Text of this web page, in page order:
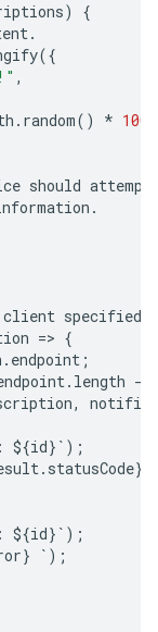
)
{
.
({
,
. random() * 100
should attempt
.
client specified
=> {
. endpoint ;
. length -
,
: ${id} ` );
. statusCode}
: ${id} ` );
} ` );